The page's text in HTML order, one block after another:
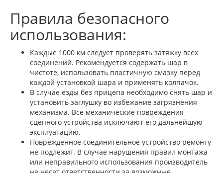
Правила безопасного
использования:
Каждые 1000 км следует проверять затяжку всех
соединений. Рекомендуется содержать шар в
чистоте, использовать пластичную смазку перед
каждой установкой шара и применять колпачок.
В случае езды без прицепа необходимо снять шар и
установить заглушку во избежание загрязнения
механизма. Все механические повреждения
сцепного устройства исключают его дальнейшую
эксплуатацию.
Поврежденное соединительное устройство ремонту
не подлежит. В случае нарушения правил монтажа
или неправильного использования производитель